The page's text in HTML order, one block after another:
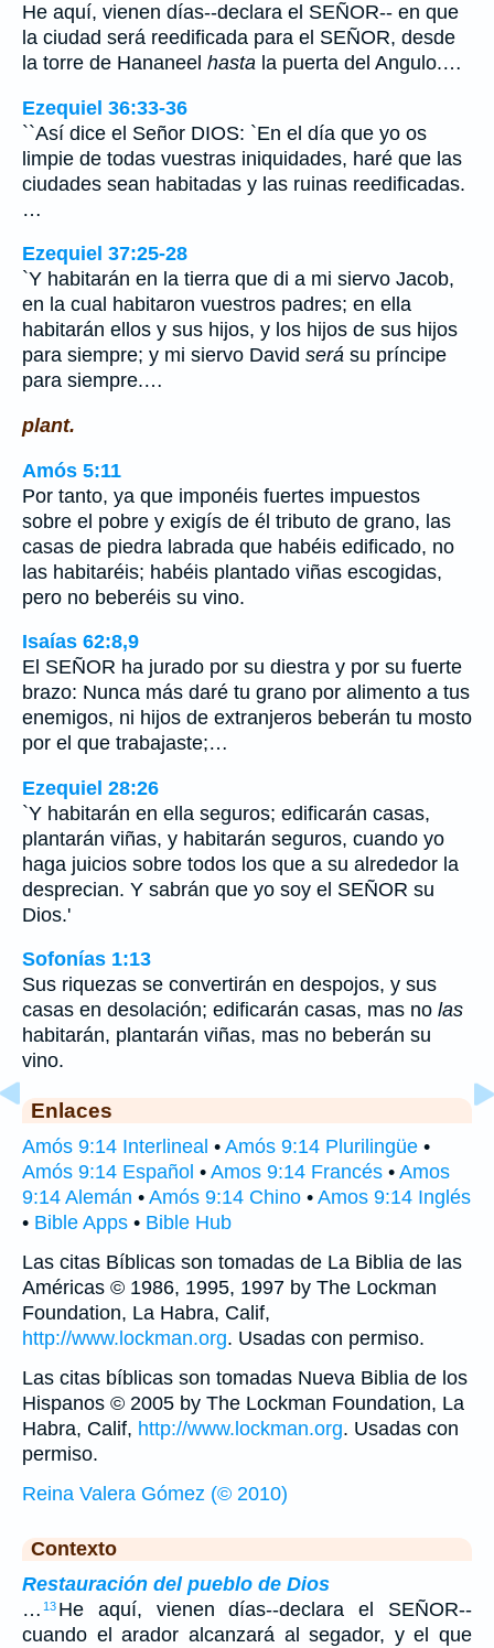
He aquí, vienen días--declara el SEÑOR-- en que
la ciudad será reedificada para el SEÑOR, desde
la torre de Hananeel hasta la puerta del Angulo.…
Ezequiel 36:33-36
``Así dice el Señor DIOS: `En el día que yo os
limpie de todas vuestras iniquidades, haré que las
ciudades sean habitadas y las ruinas reedificadas.
…
Ezequiel 37:25-28
`Y habitarán en la tierra que di a mi siervo Jacob,
en la cual habitaron vuestros padres; en ella
habitarán ellos y sus hijos, y los hijos de sus hijos
para siempre; y mi siervo David será su príncipe
para siempre.…
plant.
Amós 5:11
Por tanto, ya que imponéis fuertes impuestos
sobre el pobre y exigís de él tributo de grano, las
casas de piedra labrada que habéis edificado, no
las habitaréis; habéis plantado viñas escogidas,
pero no beberéis su vino.
Isaías 62:8,9
El SEÑOR ha jurado por su diestra y por su fuerte
brazo: Nunca más daré tu grano por alimento a tus
enemigos, ni hijos de extranjeros beberán tu mosto
por el que trabajaste;…
Ezequiel 28:26
`Y habitarán en ella seguros; edificarán casas,
plantarán viñas, y habitarán seguros, cuando yo
haga juicios sobre todos los que a su alrededor la
desprecian. Y sabrán que yo soy el SEÑOR su
Dios.'
Sofonías 1:13
Sus riquezas se convertirán en despojos, y sus
casas en desolación; edificarán casas, mas no las
habitarán, plantarán viñas, mas no beberán su
vino.
Enlaces
Amós 9:14 Interlineal • Amós 9:14 Plurilingüe •
Amós 9:14 Español • Amos 9:14 Francés • Amos
9:14 Alemán • Amós 9:14 Chino • Amos 9:14 Inglés
• Bible Apps • Bible Hub
Las citas Bíblicas son tomadas de La Biblia de las
Américas © 1986, 1995, 1997 by The Lockman
Foundation, La Habra, Calif,
http://www.lockman.org. Usadas con permiso.
Las citas bíblicas son tomadas Nueva Biblia de los
Hispanos © 2005 by The Lockman Foundation, La
Habra, Calif, http://www.lockman.org. Usadas con
permiso.
Reina Valera Gómez (© 2010)
Contexto
Restauración del pueblo de Dios
… 13 He aquí, vienen días--declara el SEÑOR--
cuando el arador alcanzará al segador, y el que